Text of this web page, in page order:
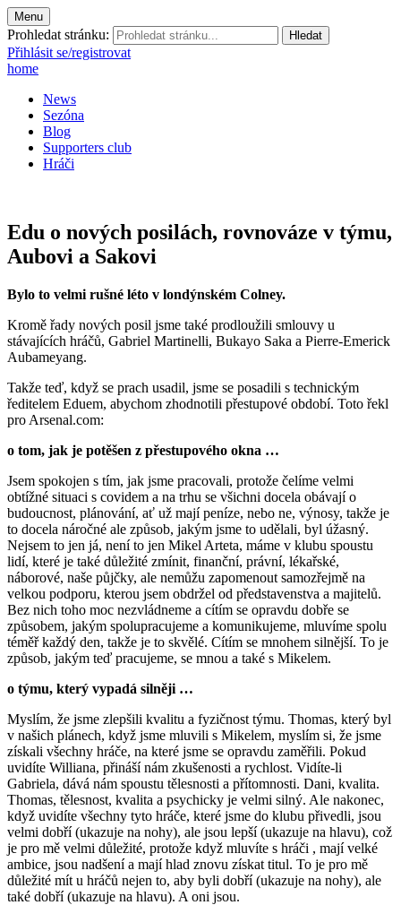
Menu
Prohledat stránku:
Přihlásit se/registrovat
home
News
Sezóna
Blog
Supporters club
Hráči
Edu o nových posilách, rovnováze v týmu,
Aubovi a Sakovi
Bylo to velmi rušné léto v londýnském Colney.
Kromě řady nových posil jsme také prodloužili smlouvy u
stávajících hráčů, Gabriel Martinelli, Bukayo Saka a Pierre-Emerick
Aubameyang.
Takže teď, když se prach usadil, jsme se posadili s technickým
ředitelem Eduem, abychom zhodnotili přestupové období. Toto řekl
pro Arsenal.com:
o tom, jak je potěšen z přestupového okna …
Jsem spokojen s tím, jak jsme pracovali, protože čelíme velmi
obtížné situaci s covidem a na trhu se všichni docela obávají o
budoucnost, plánování, ať už mají peníze, nebo ne, výnosy, takže je
to docela náročné ale způsob, jakým jsme to udělali, byl úžasný.
Nejsem to jen já, není to jen Mikel Arteta, máme v klubu spoustu
lidí, které je také důležité zmínit, finanční, právní, lékařské,
náborové, naše půjčky, ale nemůžu zapomenout samozřejmě na
velkou podporu, kterou jsem obdržel od představenstva a majitelů.
Bez nich toho moc nezvládneme a cítím se opravdu dobře se
způsobem, jakým spolupracujeme a komunikujeme, mluvíme spolu
téměř každý den, takže je to skvělé. Cítím se mnohem silnější. To je
způsob, jakým teď pracujeme, se mnou a také s Mikelem.
o týmu, který vypadá silněji …
Myslím, že jsme zlepšili kvalitu a fyzičnost týmu. Thomas, který byl
v našich plánech, když jsme mluvili s Mikelem, myslím si, že jsme
získali všechny hráče, na které jsme se opravdu zaměřili. Pokud
uvidíte Williana, přináší nám zkušenosti a rychlost. Vidíte-li
Gabriela, dává nám spoustu tělesnosti a přítomnosti. Dani, kvalita.
Thomas, tělesnost, kvalita a psychicky je velmi silný. Ale nakonec,
když uvidíte všechny tyto hráče, které jsme do klubu přivedli, jsou
velmi dobří (ukazuje na nohy), ale jsou lepší (ukazuje na hlavu), což
je pro mě velmi důležité, protože když mluvíte s hráči , mají velké
ambice, jsou nadšení a mají hlad znovu získat titul. To je pro mě
důležité mít u hráčů nejen to, aby byli dobří (ukazuje na nohy), ale
také dobří (ukazuje na hlavu). A oni jsou.